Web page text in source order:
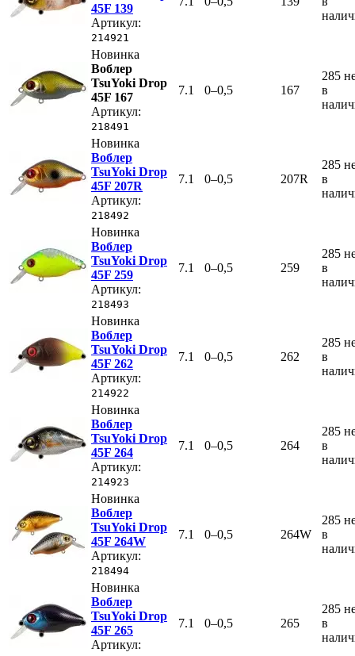
45F 139
Артикул:
214921
Новинка
Воблер
TsuYoki Drop
45F 167
Артикул:
218491
7.1 0–0,5 167
285
в
Новинка
Воблер
TsuYoki Drop
45F 207R
Артикул:
218492
7.1 0–0,5 207R
285
в
Новинка
Воблер
TsuYoki Drop
45F 259
Артикул:
218493
7.1 0–0,5 259
285
в
Новинка
Воблер
TsuYoki Drop
45F 262
Артикул:
214922
7.1 0–0,5 262
285
в
Новинка
Воблер
TsuYoki Drop
45F 264
Артикул:
214923
7.1 0–0,5 264
285
в
Новинка
Воблер
TsuYoki Drop
45F 264W
Артикул:
218494
7.1 0–0,5 264W
285
в
Новинка
Воблер
TsuYoki Drop
45F 265
Артикул:
7.1 0–0,5 265
285
в